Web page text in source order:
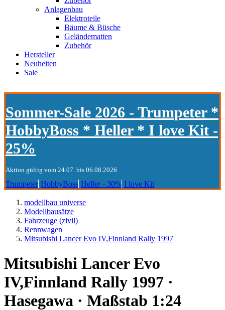
Anlagenbau
Elektroteile
Bäume & Büsche
Geländematten
Zubehör
Hersteller
Neuheiten
Sale
Sommer-Sale 2026 - Trumpeter *
HobbyBoss * Heller * I love Kit -
25%
Aktion gültig vom 24.07. bis 06.08.2026
Trumpeter HobbyBoss Heller - 30% I love Kit
modellbau universe
Modellbausätze
Fahrzeuge (zivil)
Rennwagen
Mitsubishi Lancer Evo IV,Finnland Rally 1997
Mitsubishi Lancer Evo
IV,Finnland Rally 1997 ·
Hasegawa · Maßstab 1:24